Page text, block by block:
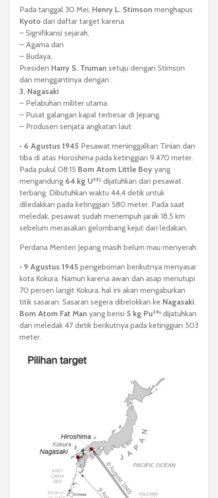
Pada tanggal 30 Mei, Henry L. Stimson menghapus
Kyoto dari daftar target karena
– Signifikansi sejarah,
– Agama dan
– Budaya,
Presiden Harry S. Truman setuju dengan Stimson
dan menggantinya dengan :
3. Nagasaki
– Pelabuhan militer utama.
– Pusat galangan kapal terbesar di Jepang.
– Produsen senjata angkatan laut.
• 6 Agustus 1945 Pesawat meninggalkan Tinian dan
tiba di atas Horoshima pada ketinggian 9.470 meter.
Pada pukul 08:15 Bom Atom Little Boy yang
mengandung 64 kg U²³⁵ dijatuhkan dari pesawat
terbang. Dibutuhkan waktu 44,4 detik untuk
diledakkan pada ketinggian 580 meter. Pada saat
meledak, pesawat sudah menempuh jarak 18,5 km
sebelum merasakan gelombang kejut dari ledakan.
Perdana Menteri Jepang masih belum mau menyerah.
• 9 Agustus 1945 pengeboman berikutnya menyasar
kota Kokura. Namun karena awan dan asap menutupi
70 persen langit Kokura, hal ini akan mengaburkan
titik sasaran. Sasaran segera dibelokkan ke Nagasaki.
Bom Atom Fat Man yang berisi 5 kg Pu²³⁹ dijatuhkan
dan meledak 47 detik berikutnya pada ketinggian 503
meter.